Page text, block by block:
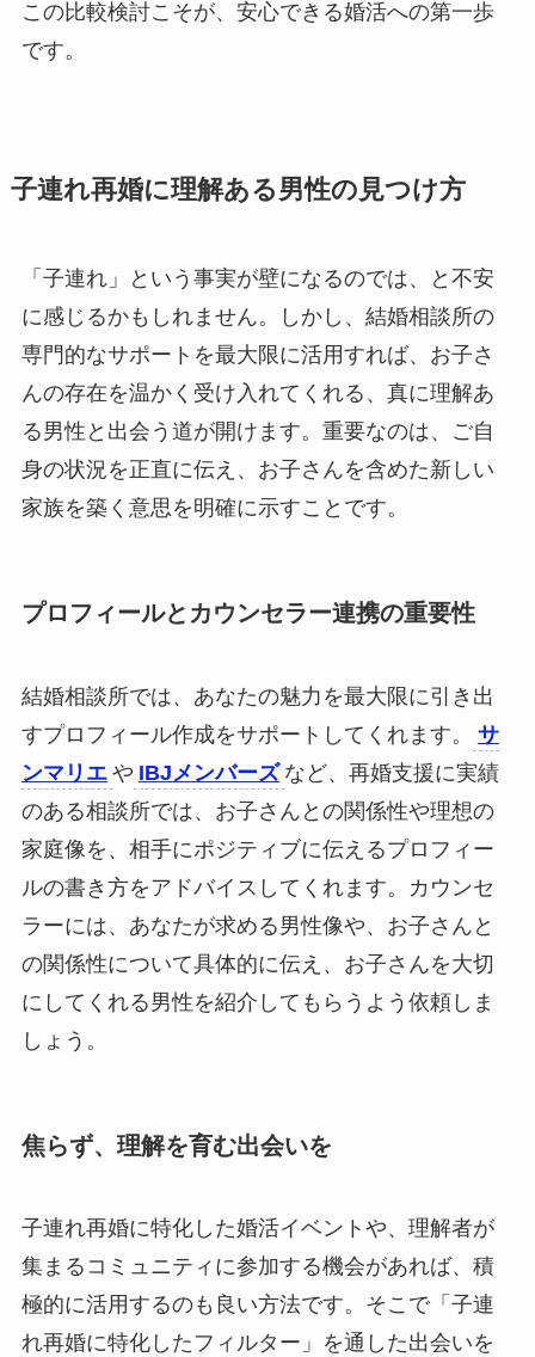
この比較検討こそが、安心できる婚活への第一歩
です。
子連れ再婚に理解ある男性の見つけ方
「子連れ」という事実が壁になるのでは、と不安
に感じるかもしれません。しかし、結婚相談所の
専門的なサポートを最大限に活用すれば、お子さ
んの存在を温かく受け入れてくれる、真に理解あ
る男性と出会う道が開けます。重要なのは、ご自
身の状況を正直に伝え、お子さんを含めた新しい
家族を築く意思を明確に示すことです。
プロフィールとカウンセラー連携の重要性
結婚相談所では、あなたの魅力を最大限に引き出
すプロフィール作成をサポートしてくれます。
サ
ンマリエ や IBJメンバーズ など、再婚支援に実績
のある相談所では、お子さんとの関係性や理想の
家庭像を、相手にポジティブに伝えるプロフィー
ルの書き方をアドバイスしてくれます。カウンセ
ラーには、あなたが求める男性像や、お子さんと
の関係性について具体的に伝え、お子さんを大切
にしてくれる男性を紹介してもらうよう依頼しま
しょう。
焦らず、理解を育む出会いを
子連れ再婚に特化した婚活イベントや、理解者が
集まるコミュニティに参加する機会があれば、積
極的に活用するのも良い方法です。そこで「子連
れ再婚に特化したフィルター」を通した出会いを